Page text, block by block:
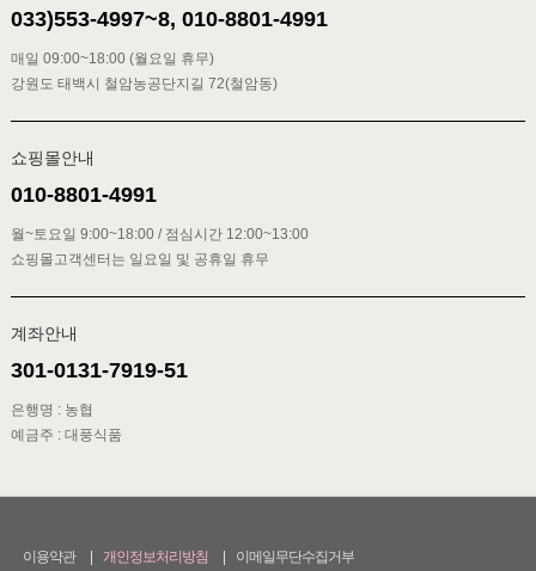
033)553-4997~8, 010-8801-4991
매일 09:00~18:00 (월요일 휴무)
강원도 태백시 철암농공단지길 72(철암동)
쇼핑몰안내
010-8801-4991
월~토요일 9:00~18:00 / 점심시간 12:00~13:00
쇼핑몰고객센터는 일요일 및 공휴일 휴무
계좌안내
301-0131-7919-51
은행명 : 농협
예금주 : 대풍식품
이용약관 개인정보처리방침 이메일무단수집거부